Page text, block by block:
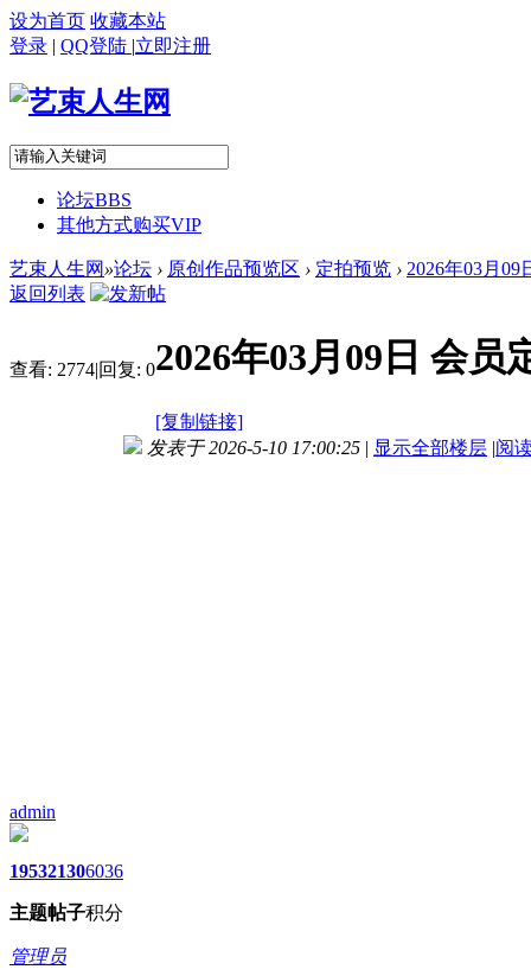
设为首页 收藏本站
登录 | QQ登陆 |立即注册
论坛BBS
其他方式购买VIP
艺束人生网 »论坛 › 原创作品预览区 › 定拍预览 › 2026年03月
返回列表
查看: 2774|回复: 02026年03月09日 会
[复制链接]
admin
1953
主题
2130
帖子
6036
积分
管理员
发表于 2026-5-10 17:00:25 | 显示全部楼层 |阅